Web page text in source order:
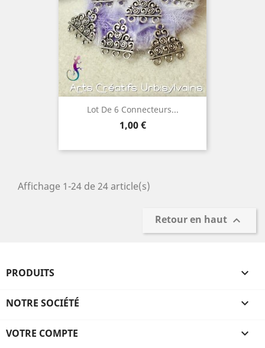
Lot De 6 Connecteurs...
Prix
1,00 €
Affichage 1-24 de 24 article(s)
Retour en haut 
PRODUITS 
NOTRE SOCIÉTÉ 
VOTRE COMPTE 